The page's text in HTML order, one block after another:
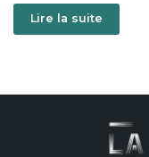
joie de vivre vont
rocambolesques
Lire la suite